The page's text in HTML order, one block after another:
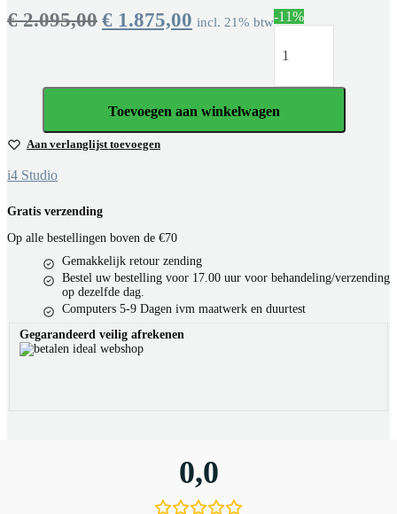
€2.095,00 € 1.875,00 incl. 21% btw-11%
Toevoegen aan winkelwagen
Aan verlanglijst toevoegen
i4 Studio
Gratis verzending
Op alle bestellingen boven de €70
Gemakkelijk retour zending
Bestel uw bestelling voor 17.00 uur voor behandeling/verzending
op dezelfde dag.
Computers 5-9 Dagen ivm maatwerk en duurtest
Gegarandeerd veilig afrekenen
0,0